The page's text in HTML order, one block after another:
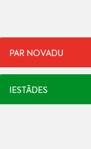
PAR NOVADU
IESTĀDES